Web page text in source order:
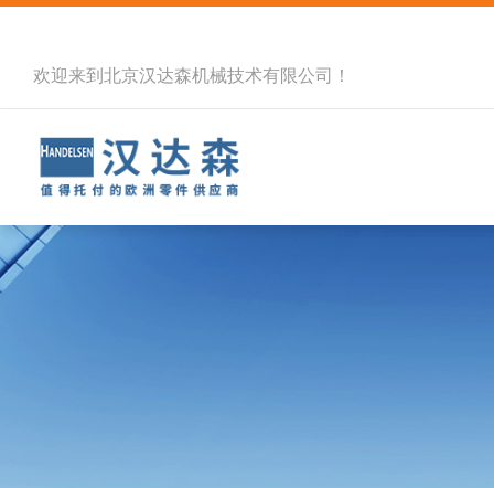
欢迎来到北京汉达森机械技术有限公司！